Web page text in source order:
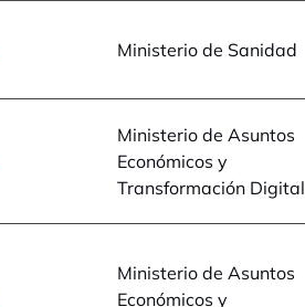
se abre en una pestaña nueva
Ministerio de Sanidad
se abre en una pestaña nueva
Ministerio de Asuntos
Económicos y
Transformación Digital
se abre en una pestaña nueva
Ministerio de Asuntos
Económicos y